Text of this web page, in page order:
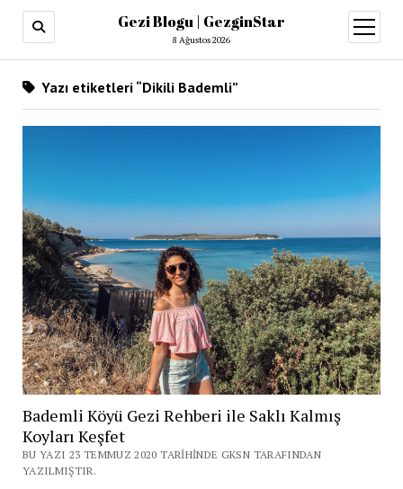
Gezi Blogu | GezginStar
8 Ağustos 2026
aç
Yazı etiketleri “Dikili Bademli”
Bademli Köyü Gezi Rehberi ile Saklı Kalmış
Koyları Keşfet
BU YAZI 23 TEMMUZ 2020 TARIHINDE GKSN TARAFINDAN
YAZILMIŞTIR.